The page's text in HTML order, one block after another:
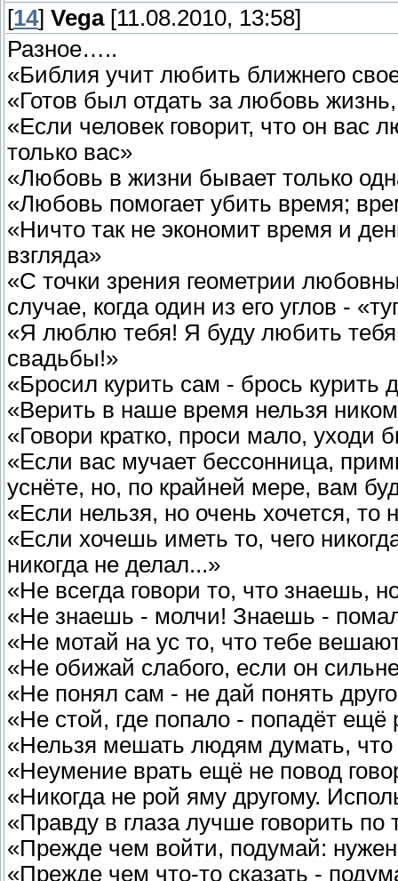
[14] Vega[11.08.2010, 13:58]
Разное…..
«Библия учит любить ближнего
«Готов был отдать за любовь
«Если человек говорит, что он вас
только вас»
«Любовь в жизни бывает только
«Любовь помогает убить время;
«Ничто так не экономит время и
взгляда»
«С точки зрения геометрии
случае, когда один из его углов -
«Я люблю тебя! Я буду любить
свадьбы!»
«Бросил курить сам - брось курить
«Верить в наше время нельзя
«Говори кратко, проси мало, уходи
«Если вас мучает бессонница,
уснёте, но, по крайней мере, вам
«Если нельзя, но очень хочется, то
«Если хочешь иметь то, чего
никогда не делал...»
«Не всегда говори то, что знаешь,
«Не знаешь - молчи! Знаешь -
«Не мотай на ус то, что тебе
«Не обижай слабого, если он
«Не понял сам - не дай понять
«Не стой, где попало - попадёт ещё
«Нельзя мешать людям думать,
«Неумение врать ещё не повод
«Никогда не рой яму другому.
«Правду в глаза лучше говорить по
«Прежде чем войти, подумай:
«Прежде чем что-то сказать -